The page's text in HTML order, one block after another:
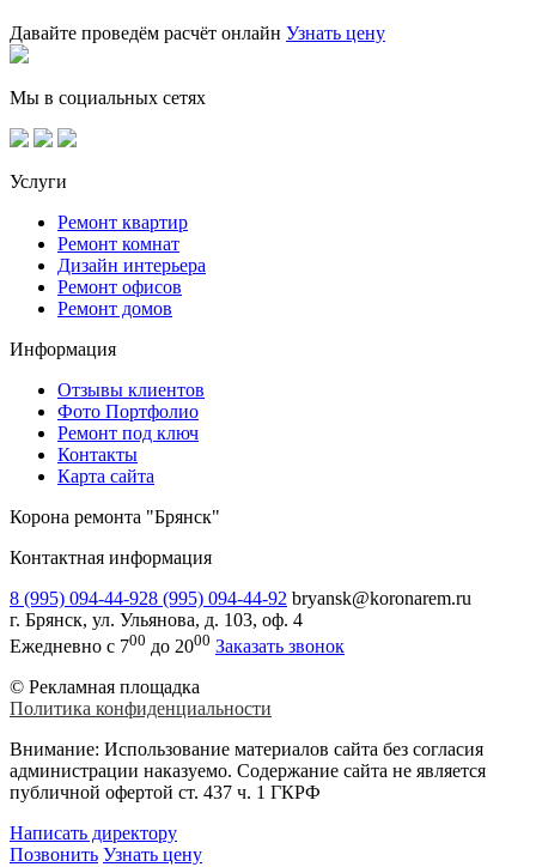
Давайте проведём расчёт онлайн Узнать цену
Мы в социальных сетях
Услуги
Ремонт квартир
Ремонт комнат
Дизайн интерьера
Ремонт офисов
Ремонт домов
Информация
Отзывы клиентов
Фото Портфолио
Ремонт под ключ
Контакты
Карта сайта
Корона ремонта "Брянск"
Контактная информация
8 (995) 094-44-928 (995) 094-44-92 bryansk@koronarem.ru
г. Брянск, ул. Ульянова, д. 103, оф. 4
Ежедневно с 700 до 2000 Заказать звонок
© Рекламная площадка
Политика конфиденциальности
Внимание: Использование материалов сайта без согласия
администрации наказуемо. Содержание сайта не является
публичной офертой ст. 437 ч. 1 ГКРФ
Написать директору
Позвонить Узнать цену